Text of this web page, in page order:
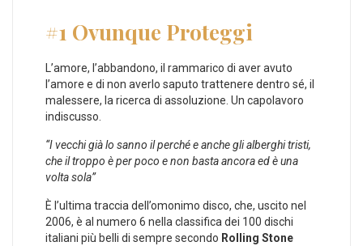
#1 Ovunque Proteggi
L’amore, l’abbandono, il rammarico di aver avuto
l’amore e di non averlo saputo trattenere dentro sé, il
malessere, la ricerca di assoluzione. Un capolavoro
indiscusso.
“I vecchi già lo sanno il perché e anche gli alberghi tristi,
che il troppo è per poco e non basta ancora ed è una
volta sola”
È l’ultima traccia dell’omonimo disco, che, uscito nel
2006, è al numero 6 nella classifica dei 100 dischi
italiani più belli di sempre secondo Rolling Stone